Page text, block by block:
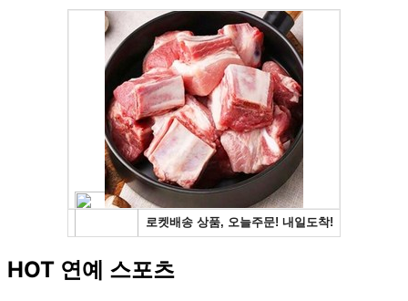
HOT 연예 스포츠